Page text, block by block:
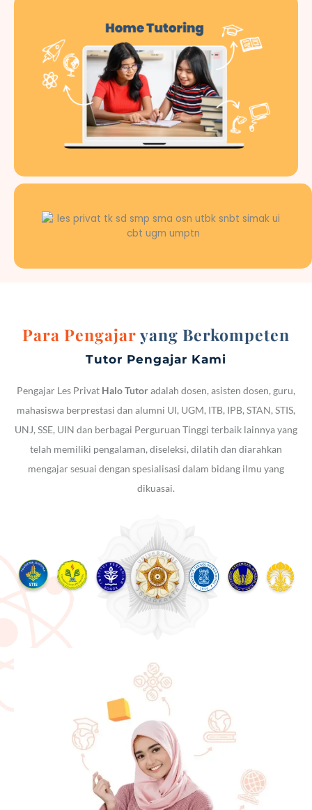
Para Pengajaryang Berkompeten
Tutor Pengajar Kami
Pengajar Les Privat Halo Tutoradalah dosen, asisten dosen, guru,
mahasiswa berprestasi dan alumni UI, UGM, ITB, IPB, STAN, STIS,
UNJ, SSE, UIN dan berbagai Perguruan Tinggi terbaik lainnya yang
telah memiliki pengalaman, diseleksi, dilatih dan diarahkan
mengajar sesuai dengan spesialisasi dalam bidang ilmu yang
dikuasai.